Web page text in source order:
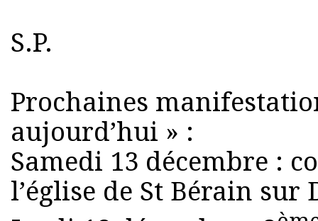
S.P.
Prochaines
aujourd’hui » :
Samedi 13 décembre :
l’église de St Bérain sur